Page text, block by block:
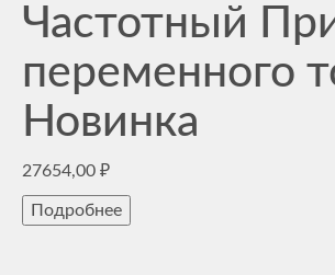
Частотный
переменного
Новинка
27654,00 ₽
Подробнее